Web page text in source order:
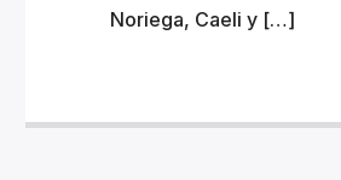
Noriega, Caeli y […]